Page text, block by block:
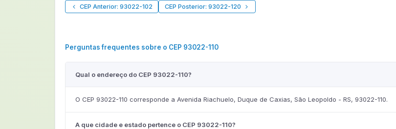
CEP Anterior: 93022-102 CEP Posterior: 93022-120
Perguntas frequentes sobre o CEP 93022-110
Qual o endereço do CEP 93022-110?
O CEP 93022-110 corresponde a Avenida Riachuelo, Duque de Caxias, São Leopoldo - RS, 93022-110.
A que cidade e estado pertence o CEP 93022-110?